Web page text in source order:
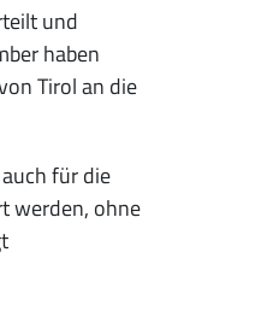
und
haben
Tirol an die
für die
werden, ohne